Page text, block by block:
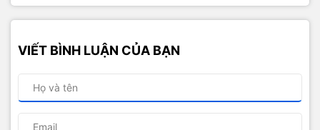
VIẾT BÌNH LUẬN CỦA BẠN